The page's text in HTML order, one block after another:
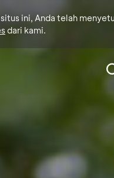
ini, Anda telah
dari kami.